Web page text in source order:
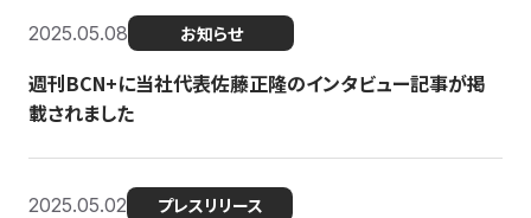
2025.05.08 お知らせ
週刊BCN+に当社代表佐藤正隆のインタビュー記事が掲
載されました
2025.05.02 プレスリリース